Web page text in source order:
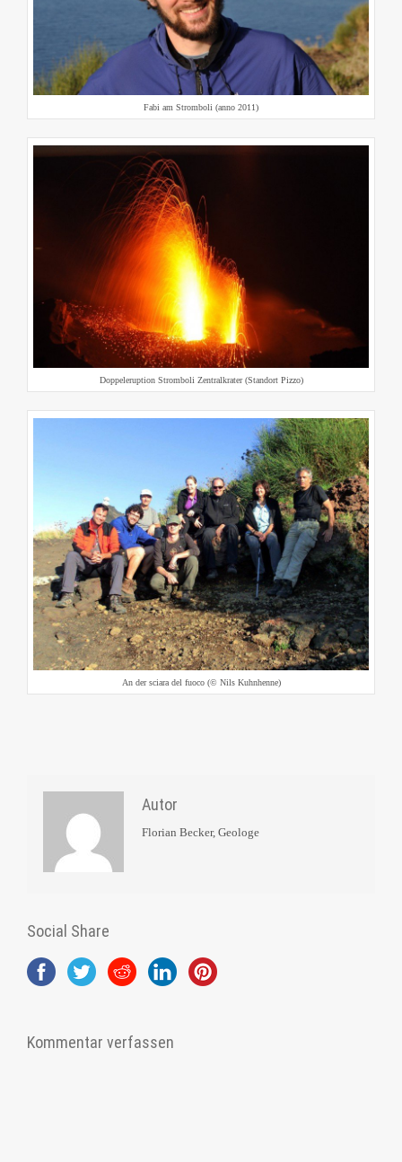
Fabi am Stromboli (anno 2011)
Doppeleruption Stromboli Zentralkrater (Standort Pizzo)
An der sciara del fuoco (© Nils Kuhnhenne)
Autor
Florian Becker, Geologe
Social Share
Kommentar verfassen